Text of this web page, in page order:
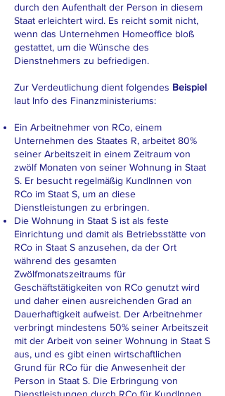
durch den Aufenthalt der Person in diesem
Staat erleichtert wird. Es reicht somit nicht,
wenn das Unternehmen Homeoffice bloß
gestattet, um die Wünsche des
Dienstnehmers zu befriedigen.
Zur Verdeutlichung dient folgendes Beispiel
laut Info des Finanzministeriums:
Ein Arbeitnehmer von RCo, einem
Unternehmen des Staates R, arbeitet 80%
seiner Arbeitszeit in einem Zeitraum von
zwölf Monaten von seiner Wohnung in Staat
S. Er besucht regelmäßig KundInnen von
RCo im Staat S, um an diese
Dienstleistungen zu erbringen.
Die Wohnung in Staat S ist als feste
Einrichtung und damit als Betriebsstätte von
RCo in Staat S anzusehen, da der Ort
während des gesamten
Zwölfmonatszeitraums für
Geschäftstätigkeiten von RCo genutzt wird
und daher einen ausreichenden Grad an
Dauerhaftigkeit aufweist. Der Arbeitnehmer
verbringt mindestens 50% seiner Arbeitszeit
mit der Arbeit von seiner Wohnung in Staat S
aus, und es gibt einen wirtschaftlichen
Grund für RCo für die Anwesenheit der
Person in Staat S. Die Erbringung von